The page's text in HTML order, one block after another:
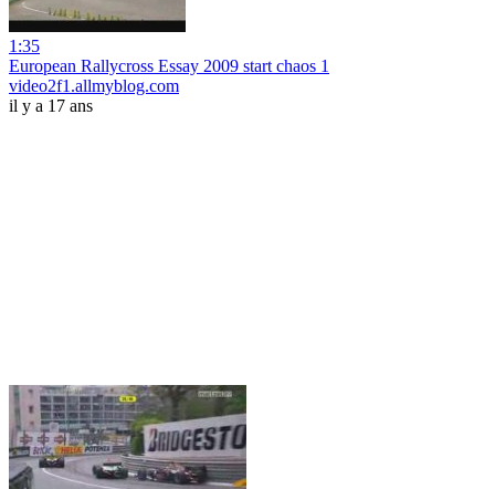
1:35
European Rallycross Essay 2009 start chaos 1
video2f1.allmyblog.com
il y a 17 ans